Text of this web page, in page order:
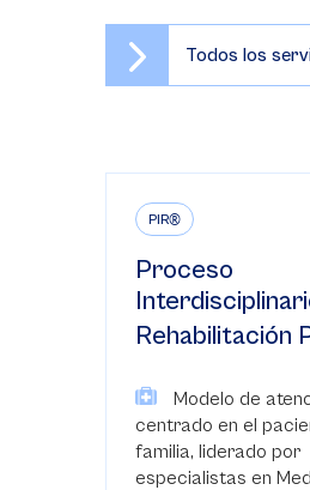
Todos los
PIR®
Proceso
Rehabilitación
Modelo de
centrado en el
familia, liderado por
especialistas en